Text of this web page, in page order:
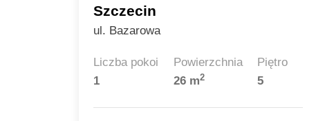
Szczecin
ul. Bazarowa
Liczba pokoi
1
Powierzchnia
26 m2
Piętro
5